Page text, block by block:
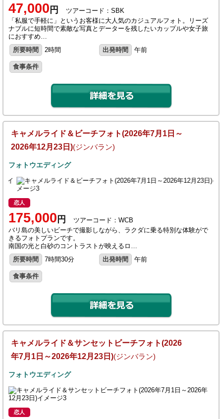
47,000 円
ツアーコード：SBK
「私服で手軽に」というお客様に大人気のカジュアルフォト。リーズ
ナブルに短時間で素敵な写真とデーターを残したいカップルや女子旅
におすすめ…
所要時間
2時間 出発時間 午前
食事条件
キャメルライド＆ビーチフォト(2026年7月1日～
2026年12月23日)(ジンバラン)
フォトウエディング
恋人
175,000 円
ツアーコード：WCB
バリ島の美しいビーチで撮影しながら、ラクダに乗る特別な体験がで
きるフォトプランです。
南国の光と白砂のコントラストが映えるロ…
所要時間
7時間30分 出発時間 午前
食事条件
キャメルライド＆サンセットビーチフォト(2026
年7月1日～2026年12月23日)(ジンバラン)
フォトウエディング
恋人